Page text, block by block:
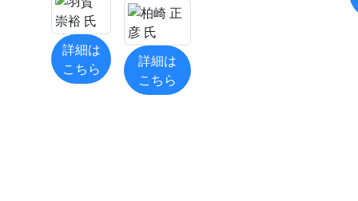
詳細は
こちら
詳細は
こちら